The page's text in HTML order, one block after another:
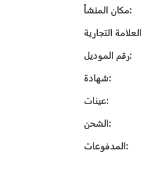
مكان المنشأ:
رقم الموديل:
شهادة:
عينات:
الشحن:
المدفوعات: